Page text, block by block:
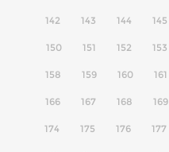
142 143 144 145
150 151 152 153
158 159 160 161
166 167 168 169
174 175 176 177